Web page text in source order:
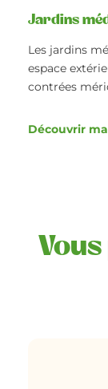
Jardins
Les jardins
espace
contrées
Découvrir